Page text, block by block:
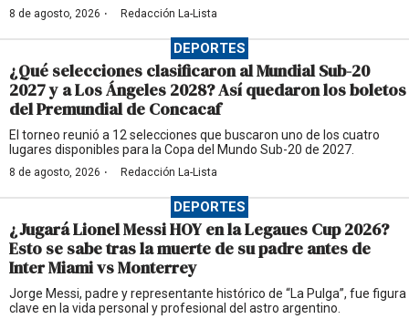
8 de agosto, 2026 · Redacción La-Lista
DEPORTES
¿Qué selecciones clasificaron al Mundial Sub-20
2027 y a Los Ángeles 2028? Así quedaron los boletos
del Premundial de Concacaf
El torneo reunió a 12 selecciones que buscaron uno de los cuatro
lugares disponibles para la Copa del Mundo Sub-20 de 2027.
8 de agosto, 2026 · Redacción La-Lista
DEPORTES
¿Jugará Lionel Messi HOY en la Legaues Cup 2026?
Esto se sabe tras la muerte de su padre antes de
Inter Miami vs Monterrey
Jorge Messi, padre y representante histórico de “La Pulga”, fue figura
clave en la vida personal y profesional del astro argentino.